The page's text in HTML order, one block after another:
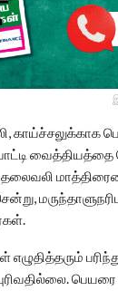
காய்ச்சலுக்காக
எழுதித்தரும்